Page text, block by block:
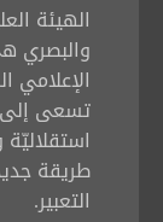
الهيئة
والبصري
تسعى إلى
طريقة
التعبير.